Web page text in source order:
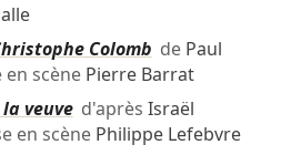
Colomb de Paul
en scène Pierre Barrat
veuved'après Israël
en scène Philippe Lefebvre